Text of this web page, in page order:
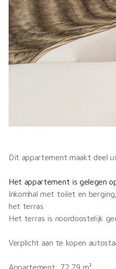
Dit appartement maakt deel
Het appartement is gelegen
Inkomhal met toilet en
het terras.
Het terras is noordoostelijk
Verplicht aan te kopen
Appartement: 72,79 m²